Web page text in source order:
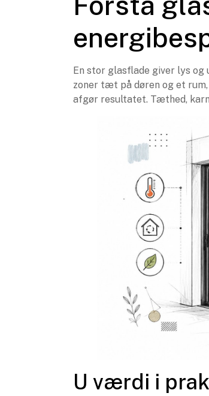
En stor glasflade giver lys
zoner tæt på døren og et
afgør resultatet. Tæthed,
U værdi i